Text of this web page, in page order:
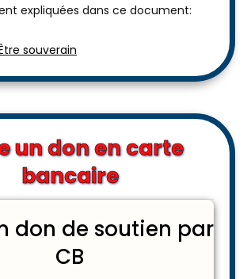
expliquées dans ce document:
souverain
un don en carte
bancaire
don de soutien par
CB